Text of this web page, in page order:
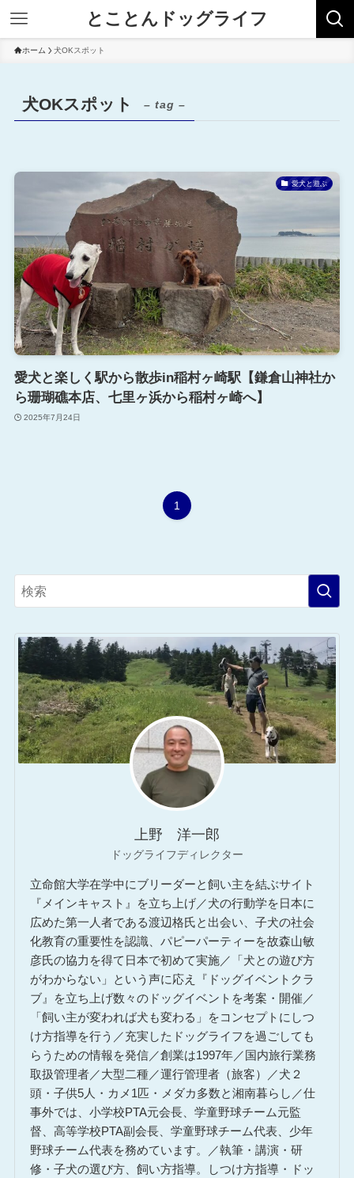
とことんドッグライフ
ホーム 犬OKスポット
犬OKスポット – tag –
愛犬と遊ぶ
愛犬と楽しく駅から散歩in稲村ヶ崎駅【鎌倉山神社か
ら珊瑚礁本店、七里ヶ浜から稲村ヶ崎へ】
2025年7月24日
1
上野 洋一郎
ドッグライフディレクター
立命館大学在学中にブリーダーと飼い主を結ぶサイト
『メインキャスト』を立ち上げ／犬の行動学を日本に
広めた第一人者である渡辺格氏と出会い、子犬の社会
化教育の重要性を認識、パピーパーティーを故森山敏
彦氏の協力を得て日本で初めて実施／「犬との遊び方
がわからない」という声に応え『ドッグイベントクラ
ブ』を立ち上げ数々のドッグイベントを考案・開催／
「飼い主が変われば犬も変わる」をコンセプトにしつ
け方指導を行う／充実したドッグライフを過ごしても
らうための情報を発信／創業は1997年／国内旅行業務
取扱管理者／大型二種／運行管理者（旅客）／犬２
頭・子供5人・カメ1匹・メダカ多数と湘南暮らし／仕
事外では、小学校PTA元会長、学童野球チーム元監
督、高等学校PTA副会長、学童野球チーム代表、少年
野球チーム代表を務めています。／執筆・講演・研
修・子犬の選び方、飼い方指導。しつけ方指導・ドッ